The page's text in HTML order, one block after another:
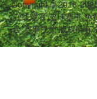
Copyright © 2016-
在线观看,篮球赛事,免
台,赛事视频 版权所有